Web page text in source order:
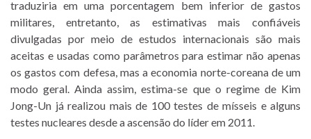
traduziria em uma porcentagem bem inferior de gastos
militares, entretanto, as estimativas mais confiáveis
divulgadas por meio de estudos internacionais são mais
aceitas e usadas como parâmetros para estimar não apenas
os gastos com defesa, mas a economia norte-coreana de um
modo geral. Ainda assim, estima-se que o regime de Kim
Jong-Un já realizou mais de 100 testes de mísseis e alguns
testes nucleares desde a ascensão do líder em 2011.